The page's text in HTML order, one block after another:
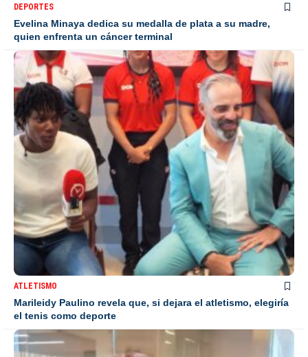
DEPORTES
Evelina Minaya dedica su medalla de plata a su madre,
quien enfrenta un cáncer terminal
ATLETISMO
Marileidy Paulino revela que, si dejara el atletismo, elegiría
el tenis como deporte